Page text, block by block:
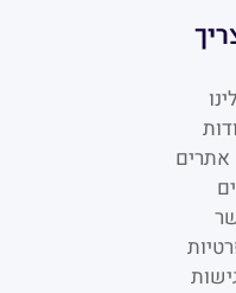
אתרים